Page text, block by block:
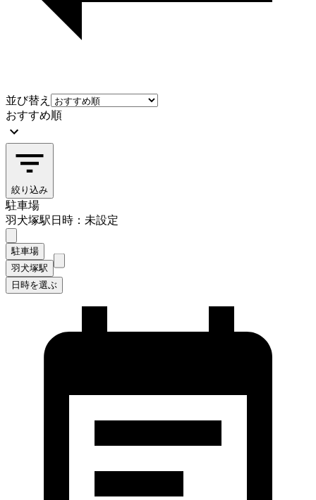
並び替え
おすすめ順
絞り込み
駐車場
羽犬塚駅日時：未設定
駐車場
羽犬塚駅
日時を選ぶ